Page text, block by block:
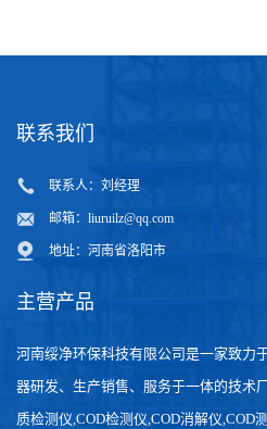
联系我们
联系人：刘经理
邮箱： liuruilz@qq.com
地址：河南省洛阳市
主营产品
河南绥净环保科技有限公司是一家致力
器研发、生产销售、服务于一体的技术
质检测仪,COD检测仪,COD消解仪,COD